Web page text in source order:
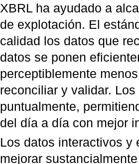
XBRL ha ayudado a
de explotación. El
calidad los datos que
datos se ponen
perceptiblemente
reconciliar y validar.
puntualmente,
del día a día con mejor
Los datos interactivos y
mejorar